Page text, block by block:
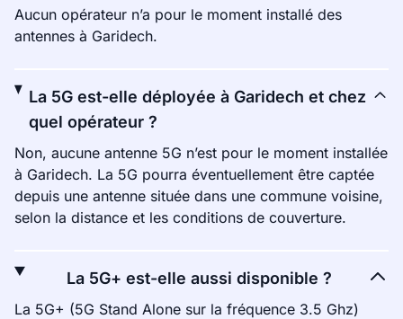
Aucun opérateur n’a pour le moment installé des
antennes à Garidech.
La 5G est-elle déployée à Garidech et chez
quel opérateur ?
Non, aucune antenne 5G n’est pour le moment installée
à Garidech. La 5G pourra éventuellement être captée
depuis une antenne située dans une commune voisine,
selon la distance et les conditions de couverture.
La 5G+ est-elle aussi disponible ?
La 5G+ (5G Stand Alone sur la fréquence 3.5 Ghz)